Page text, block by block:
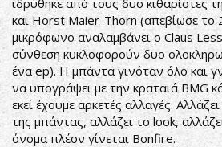
ιδρύθηκε από τους δυο κιθαρίστες
και Horst Maier-Thorn (απεβίωσε το
μικρόφωνο αναλαμβάνει ο Claus
σύνθεση κυκλοφορούν δυο
ένα ep). Η μπάντα γινόταν όλο και
να υπογράψει με την κραταιά BMG
εκεί έχουμε αρκετές αλλαγές.
της μπάντας, αλλάζει το look,
όνομα πλέον γίνεται Bonfire.